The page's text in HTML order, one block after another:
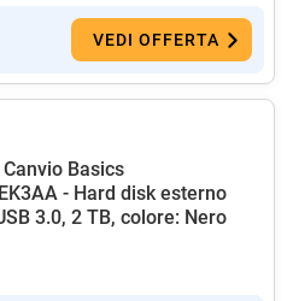
VEDI OFFERTA
Basics
- Hard disk esterno
3.0, 2 TB, colore: Nero